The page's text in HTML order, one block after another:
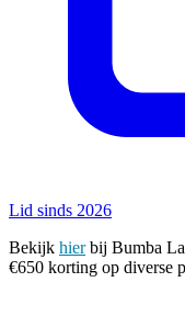
Lid sinds 2026
Bekijk hierbij Bumba
€650 korting op diverse